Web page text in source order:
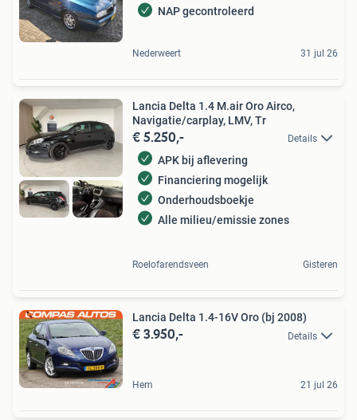
NAP gecontroleerd
Nederweert 31 jul 26
Lancia Delta 1.4 M.air Oro Airco,
Navigatie/carplay, LMV, Tr
€ 5.250,- Details
APK bij aflevering
Financiering mogelijk
Onderhoudsboekje
Alle milieu/emissie zones
Roelofarendsveen Gisteren
Lancia Delta 1.4-16V Oro (bj 2008)
€ 3.950,- Details
Hem 21 jul 26